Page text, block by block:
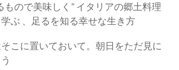
もので美味しく” イタリアの郷土料理
ぶ 、足るを知る幸せな生き方
こに置いておいて。朝日をただ見に